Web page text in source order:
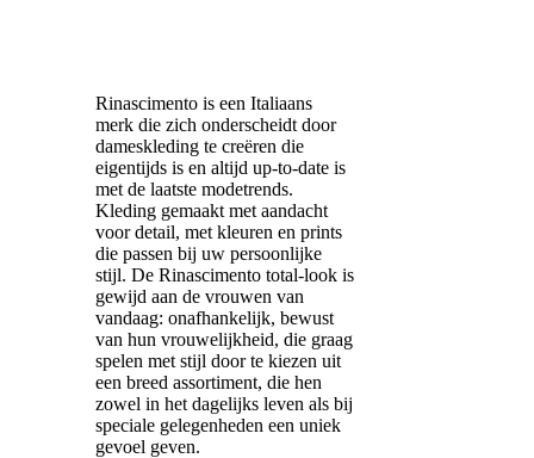
Rinascimento is een Italiaans
merk die zich onderscheidt door
dameskleding te creëren die
eigentijds is en altijd up-to-date is
met de laatste modetrends.
Kleding gemaakt met aandacht
voor detail, met kleuren en prints
die passen bij uw persoonlijke
stijl. De Rinascimento total-look is
gewijd aan de vrouwen van
vandaag: onafhankelijk, bewust
van hun vrouwelijkheid, die graag
spelen met stijl door te kiezen uit
een breed assortiment, die hen
zowel in het dagelijks leven als bij
speciale gelegenheden een uniek
gevoel geven.